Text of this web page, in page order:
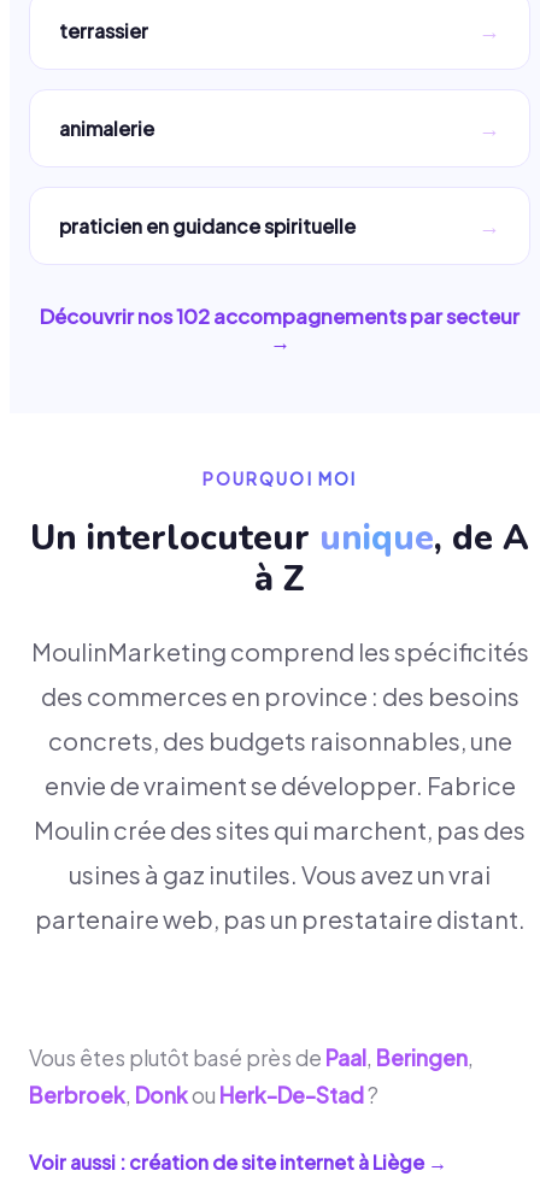
terrassier →
animalerie →
praticien en guidance spirituelle →
Découvrir nos102accompagnements par secteur
→
POURQUOI MOI
Un interlocuteur unique, de A
à Z
MoulinMarketing comprend les spécificités
des commerces en province : des besoins
concrets, des budgets raisonnables, une
envie de vraiment se développer. Fabrice
Moulin crée des sites qui marchent, pas des
usines à gaz inutiles. Vous avez un vrai
partenaire web, pas un prestataire distant.
Vous êtes plutôt basé près de Paal, Beringen,
Berbroek, Donkou Herk-De-Stad?
Voir aussi : création de site internet àLiège→